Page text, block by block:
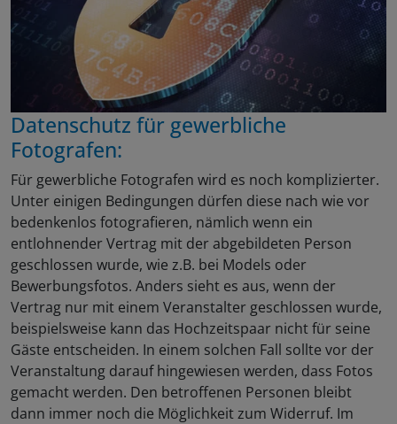
Datenschutz für gewerbliche
Fotografen:
Für gewerbliche Fotografen wird es noch komplizierter.
Unter einigen Bedingungen dürfen diese nach wie vor
bedenkenlos fotografieren, nämlich wenn ein
entlohnender Vertrag mit der abgebildeten Person
geschlossen wurde, wie z.B. bei Models oder
Bewerbungsfotos. Anders sieht es aus, wenn der
Vertrag nur mit einem Veranstalter geschlossen wurde,
beispielsweise kann das Hochzeitspaar nicht für seine
Gäste entscheiden. In einem solchen Fall sollte vor der
Veranstaltung darauf hingewiesen werden, dass Fotos
gemacht werden. Den betroffenen Personen bleibt
dann immer noch die Möglichkeit zum Widerruf. Im